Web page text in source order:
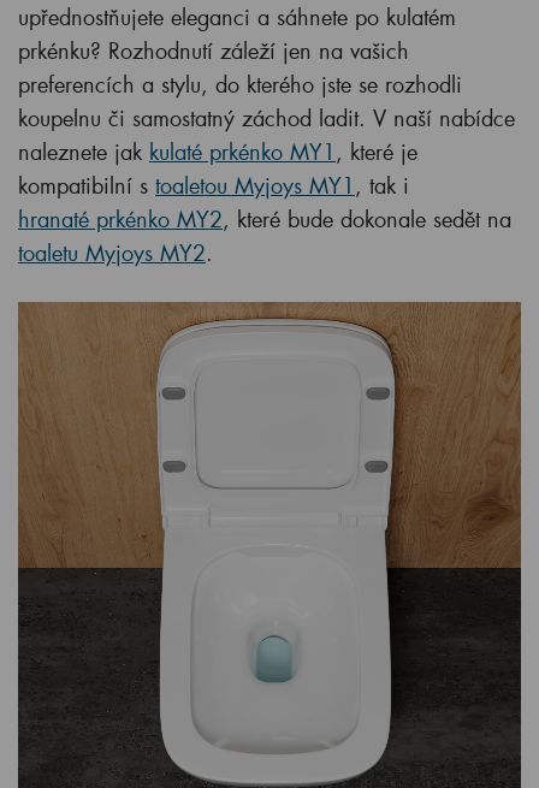
upřednostňujete eleganci a sáhnete po kulatém
prkénku? Rozhodnutí záleží jen na vašich
preferencích a stylu, do kterého jste se rozhodli
koupelnu či samostatný záchod ladit. V naší nabídce
naleznete jak kulaté prkénko MY1 , které je
kompatibilní s toaletou Myjoys MY1 , tak i
hranaté prkénko MY2, které bude dokonale sedět na
toaletu Myjoys MY2.